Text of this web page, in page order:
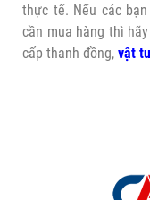
thực tế. Nếu các
cần mua hàng thì
cấp thanh đồng, vật